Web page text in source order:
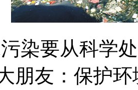
染要从科学
朋友：保护